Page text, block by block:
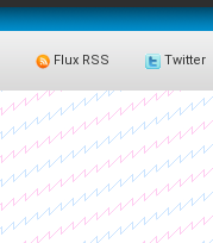
Flux RSS Twitter